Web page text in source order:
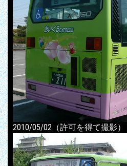
2010/05/02（許可を得て撮影）